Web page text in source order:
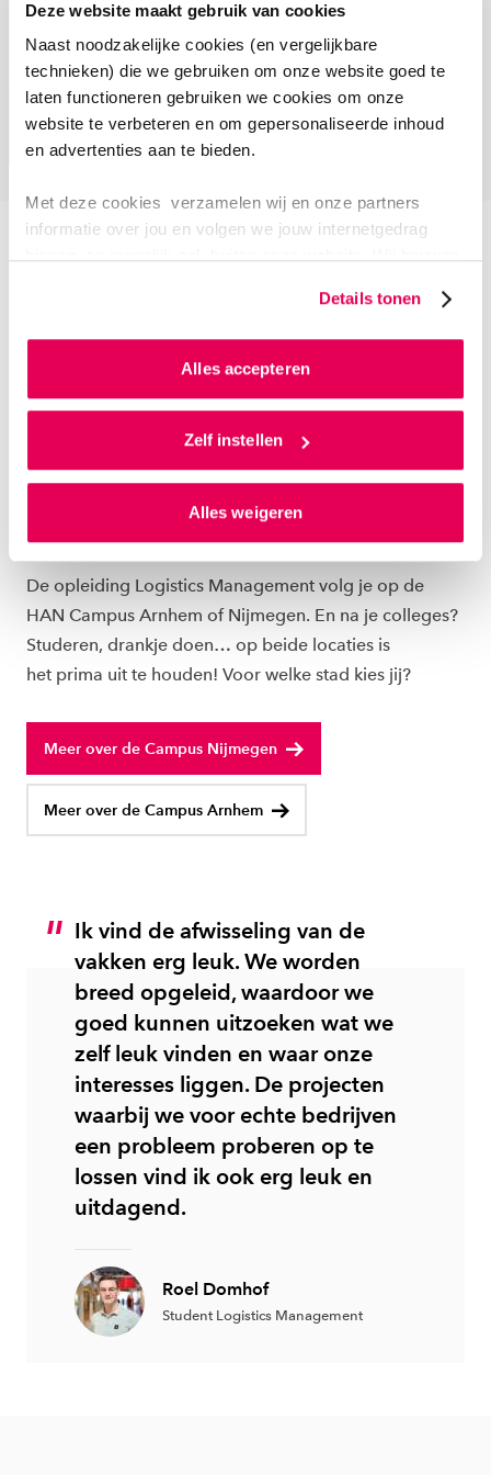
Deze website maakt gebruik van cookies
Naast noodzakelijke cookies (en vergelijkbare
technieken) die we gebruiken om onze website goed te
laten functioneren gebruiken we cookies om onze
website te verbeteren en om gepersonaliseerde inhoud
en advertenties aan te bieden.
Met deze cookies verzamelen wij en onze partners
informatie over jou en volgen we jouw internetgedrag
website en communicatie aan op jouw voorkeuren. Ook
van jouw internetgedrag.
Als je op ‘Alles accepteren’ klikt dan geef je ons
toestemming om cookies voor social media en
gepersonaliseerde advertenties te plaatsen. Lees
cookiestatement. Via ‘Zelf instellen’ kun je ook zelf
instellen welke cookies we plaatsen. Je kunt je
onscookiestatement.
Details tonen
Alles accepteren
Zelf instellen
Alles weigeren
Bekijk volledige video
HAN CAMPUS NIJMEGEN OF ARNHEM
De opleiding Logistics Management volg je op de
HAN Campus Arnhem of Nijmegen. En na je colleges?
Studeren, drankje doen… op beide locaties is
het prima uit te houden! Voor welke stad kies jij?
Meer over de Campus Nijmegen
Meer over de Campus Arnhem
Ik vind de afwisseling van de
vakken erg leuk. We worden
breed opgeleid, waardoor we
goed kunnen uitzoeken wat we
zelf leuk vinden en waar onze
interesses liggen. De projecten
waarbij we voor echte bedrijven
een probleem proberen op te
lossen vind ik ook erg leuk en
uitdagend.
Roel Domhof
Student Logistics Management